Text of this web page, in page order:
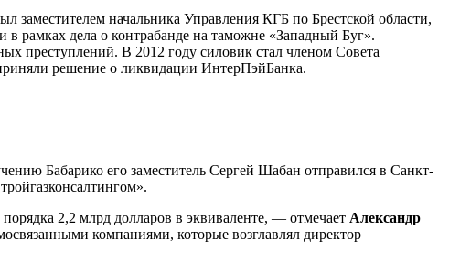
заместителем начальника Управления КГБ по Брестской области,
в рамках дела о контрабанде на таможне «Западный Буг».
преступлений. В 2012 году силовик стал членом Совета
решение о ликвидации ИнтерПэйБанка.
Бабарико его заместитель Сергей Шабан отправился в Санкт-
2,2 млрд долларов в эквиваленте, — отмечает Александр
компаниями, которые возглавлял директор